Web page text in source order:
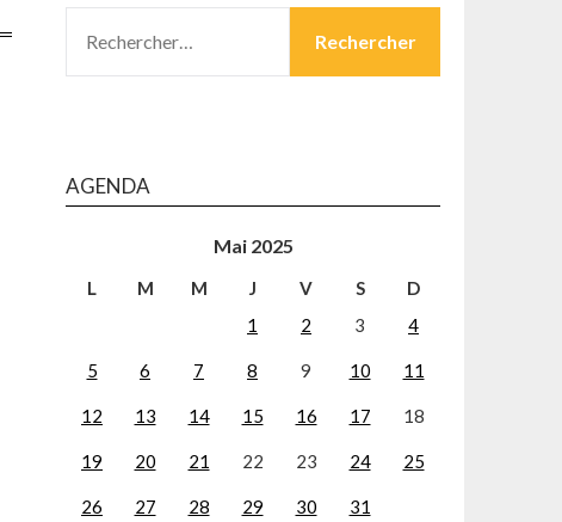
AGENDA
Mai 2025
L M M J V S
D
1
2 3 4
5 6 7 8 9 10 11
12 13 14 15 16 17 18
19 20 21 22 23 24 25
26 27 28 29 30
31